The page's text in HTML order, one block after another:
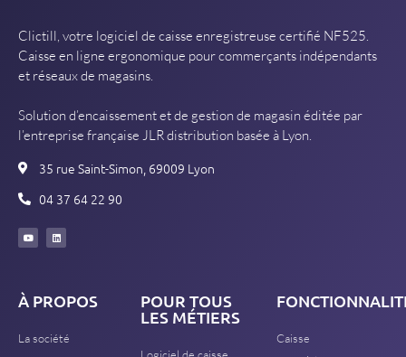
Clictill, votre logiciel de caisse enregistreuse certifié NF525.
Caisse en ligne ergonomique pour commerçants indépendants
et réseaux de magasins.
Solution d’encaissement et de gestion de magasin éditée par
l’entreprise française JLR distribution basée à Lyon.
35 rue Saint-Simon, 69009 Lyon
04 37 64 22 90
À PROPOS
La société
POUR TOUS
LES MÉTIERS
Logiciel de caisse
Caisse